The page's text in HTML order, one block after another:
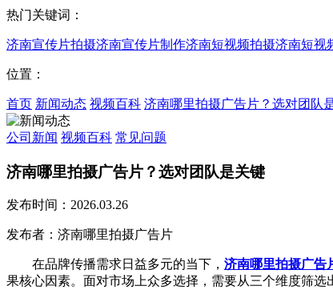
热门关键词：
济南宣传片拍摄济南宣传片制作济南短视频拍摄济南短视
位置：
首页 新闻动态 视频百科 济南哪里拍摄广告片？选对团队
公司新闻 视频百科 常见问题
济南哪里拍摄广告片？选对团队是关键
发布时间：2026.03.26
发布者：济南哪里拍摄广告片
在品牌传播需求日益多元的当下， 济南哪里拍摄广告
果核心因素。面对市场上众多选择，需要从三个维度筛选